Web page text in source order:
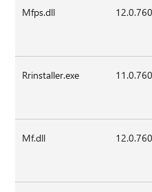
Mfps.dll
Rrinstaller.exe
Mf.dll